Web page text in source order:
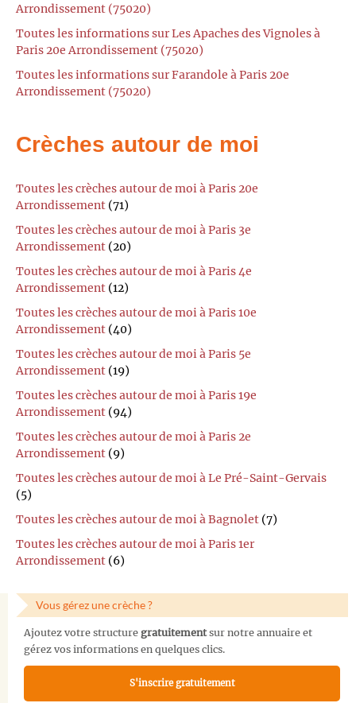
Arrondissement (75020)
Toutes les informations sur Les Apaches des Vignoles à
Paris 20e Arrondissement (75020)
Toutes les informations sur Farandole à Paris 20e
Arrondissement (75020)
Crèches autour de moi
Toutes les crèches autour de moi à Paris 20e
Arrondissement (71)
Toutes les crèches autour de moi à Paris 3e
Arrondissement (20)
Toutes les crèches autour de moi à Paris 4e
Arrondissement (12)
Toutes les crèches autour de moi à Paris 10e
Arrondissement (40)
Toutes les crèches autour de moi à Paris 5e
Arrondissement (19)
Toutes les crèches autour de moi à Paris 19e
Arrondissement (94)
Toutes les crèches autour de moi à Paris 2e
Arrondissement (9)
Toutes les crèches autour de moi à Le Pré-Saint-Gervais
(5)
Toutes les crèches autour de moi à Bagnolet (7)
Toutes les crèches autour de moi à Paris 1er
Arrondissement (6)
Vous gérez une crèche ?
Ajoutez votre structure gratuitementsur notre annuaire et
gérez vos informations en quelques clics.
S'inscrire gratuitement